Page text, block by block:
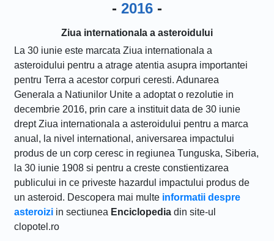
- 2016 -
Ziua internationala a asteroidului
La 30 iunie este marcata Ziua internationala a
asteroidului pentru a atrage atentia asupra importantei
pentru Terra a acestor corpuri ceresti. Adunarea
Generala a Natiunilor Unite a adoptat o rezolutie in
decembrie 2016, prin care a instituit data de 30 iunie
drept Ziua internationala a asteroidului pentru a marca
anual, la nivel international, aniversarea impactului
produs de un corp ceresc in regiunea Tunguska, Siberia,
la 30 iunie 1908 si pentru a creste constientizarea
publicului in ce priveste hazardul impactului produs de
un asteroid. Descopera mai multe informatii despre
asteroizi in sectiunea Enciclopedia din site-ul
clopotel.ro